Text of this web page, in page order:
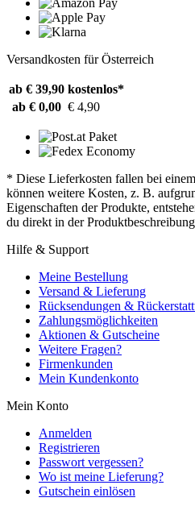
Versandkosten für Österreich
ab € 39,90 kostenlos*
ab € 0,00 € 4,90
* Diese Lieferkosten fallen bei
können weitere Kosten, z. B.
Eigenschaften der Produkte,
du direkt in der
Hilfe & Support
Meine Bestellung
Versand & Lieferung
Rücksendungen &
Zahlungsmöglichkeiten
Aktionen & Gutscheine
Weitere Fragen?
Firmenkunden
Mein Kundenkonto
Mein Konto
Anmelden
Registrieren
Passwort vergessen?
Wo ist meine Lieferung?
Gutschein einlösen